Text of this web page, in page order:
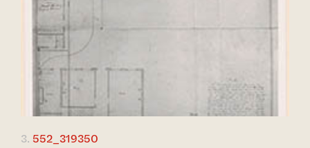
3. 552_319350